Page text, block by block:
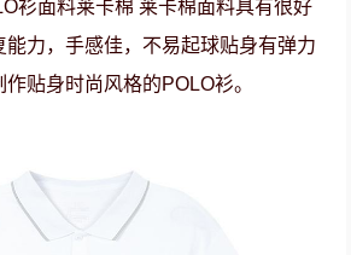
衫面料莱卡棉 莱卡棉面料具有很好
能力，手感佳，不易起球贴身有弹力
贴身时尚风格的POLO衫。